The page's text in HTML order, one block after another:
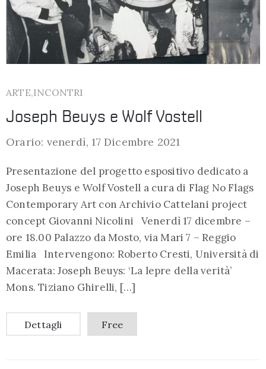
ARTE,INCONTRI
Joseph Beuys e Wolf Vostell
Orario: venerdì, 17 Dicembre 2021
Presentazione del progetto espositivo dedicato a
Joseph Beuys e Wolf Vostell a cura di Flag No Flags
Contemporary Art con Archivio Cattelani project
concept Giovanni Nicolini Venerdì 17 dicembre –
ore 18.00 Palazzo da Mosto, via Mari 7 – Reggio
Emilia Intervengono: Roberto Cresti, Università di
Macerata: Joseph Beuys: ‘La lepre della verità’
Mons. Tiziano Ghirelli, […]
Dettagli Free